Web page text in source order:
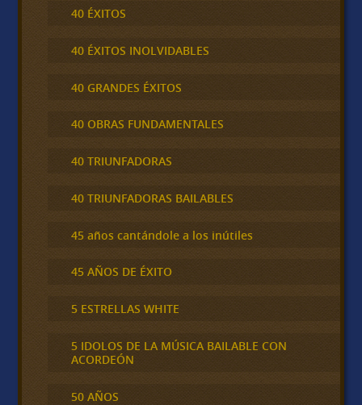
40 ÉXITOS
40 ÉXITOS INOLVIDABLES
40 GRANDES ÉXITOS
40 OBRAS FUNDAMENTALES
40 TRIUNFADORAS
40 TRIUNFADORAS BAILABLES
45 años cantándole a los inútiles
45 AÑOS DE ÉXITO
5 ESTRELLAS WHITE
5 IDOLOS DE LA MÚSICA BAILABLE CON
ACORDEÓN
50 AÑOS